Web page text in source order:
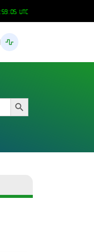
UTC
Search Button